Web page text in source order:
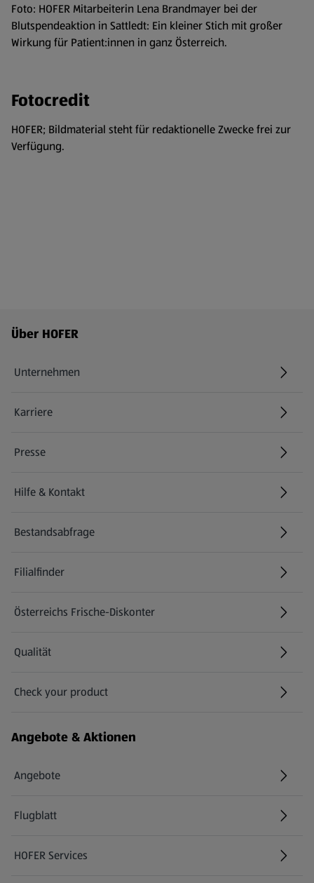
Foto: HOFER Mitarbeiterin Lena Brandmayer bei der
Blutspendeaktion in Sattledt: Ein kleiner Stich mit großer
Wirkung für Patient:innen in ganz Österreich.
Fotocredit
HOFER; Bildmaterial steht für redaktionelle Zwecke frei zur
Verfügung.
Fußzeilenmenü - weitere Links
Über HOFER
Unternehmen
Karriere
(öffnet in einem neuen Tab)
Presse
Hilfe & Kontakt
(öffnet in einem neuen Tab)
Bestandsabfrage
(öffnet in einem neuen Tab)
Filialfinder
Österreichs Frische-Diskonter
Qualität
Check your product
(öffnet in einem neuen Tab)
Angebote & Aktionen
Angebote
Flugblatt
HOFER Services